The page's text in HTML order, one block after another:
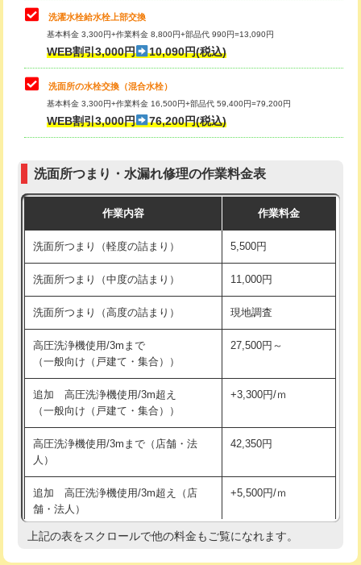
排水管工事（追加 排水管工事/3ｍ超
え）
マス交換（土の掘削・埋め戻し作業）
マス交換（深さ50㎝未満）
マス交換（深さ50㎝以上）
モルタル補修（厚さ10㎝まで） 27,500円
モルタル補修（厚さ10㎝超え） 38,500円
洗面台設置 38,500円
バスタブ設置 現場見積
追加人工 16,500円
廃棄・処分
※給水管工事は20mmまでの価格です。
交換・取付（タンク）
交換・取付(単水栓（壁付・デッキ
式）)
交換・取付(混合水栓（壁付・デッキ
式・ワンホール）)
16,500円+材料費
（P/S/ポップアップ））
交換・取付（その他部品） 11,000円+材料費
持込商品取付（単水栓） 13,200円
持込商品取付（混合水栓） 16,500円
持込商品取付（浄水器・分岐水栓） 16,500円
給水管工事※（ホール加工) 16,500円
給水管工事※（バンド止め)
給水管工事※（支持金具設置) 5,500円
給水管工事※（保温材使用（バンド止
め込み）)
5,500円
給水管工事※（土の掘削・埋め戻し作
業)
11,000円
用/3ｍまで)
洗濯水栓給水栓上部交換
基本料金 3,300円+作業料金 8,800円+部品代 990円=13,090円
WEB割引3,000円 10,090円(税込)
洗面所の水栓交換（混合水栓）
基本料金 3,300円+作業料金 16,500円+部品代 59,400円=79,200円
WEB割引3,000円 76,200円(税込)
洗面所つまり・水漏れ修理の作業料金表
作業内容 作業料金
洗面所つまり（軽度の詰まり） 5,500円
洗面所つまり（中度の詰まり） 11,000円
洗面所つまり（高度の詰まり） 現地調査
高圧洗浄機使用/3mまで
（一般向け（戸建て・集合））
27,500円～
追加 高圧洗浄機使用/3m超え
（一般向け（戸建て・集合））
+3,300円/ｍ
高圧洗浄機使用/3mまで（店舗・法
人）
42,350円
追加 高圧洗浄機使用/3m超え（店
舗・法人）
+5,500円/ｍ
高度高圧洗浄換 現地調査
上記の表をスクロールで他の料金もご覧になれます。